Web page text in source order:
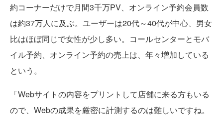
約コーナーだけで月間3千万PV、オンライン予約会員数
は約37万人に及ぶ。ユーザーは20代～40代が中心、男女
比はほぼ同じで女性が少し多い。コールセンターとモバ
イル予約、オンライン予約の売上は、年々増加している
という。
「Webサイトの内容をプリントして店舗に来る方もいる
ので、Webの成果を厳密に計測するのは難しいですね。